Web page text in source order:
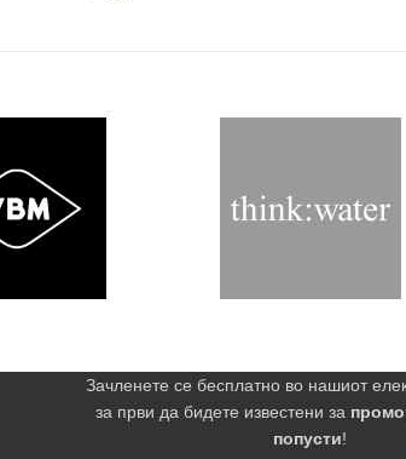
Зачленете се бесплатно во нашиот
за први да бидете известени за
попусти!